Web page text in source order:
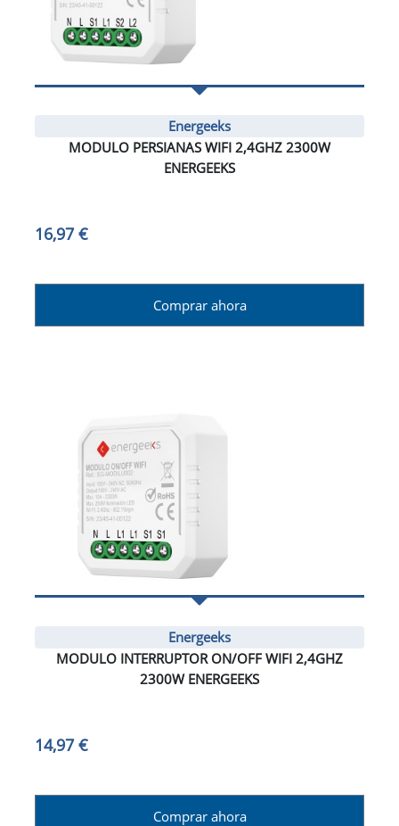
Energeeks
MODULO PERSIANAS WIFI 2,4GHZ 2300W
ENERGEEKS
16,97 €
Comprar ahora
Energeeks
MODULO INTERRUPTOR ON/OFF WIFI 2,4GHZ
2300W ENERGEEKS
14,97 €
Comprar ahora